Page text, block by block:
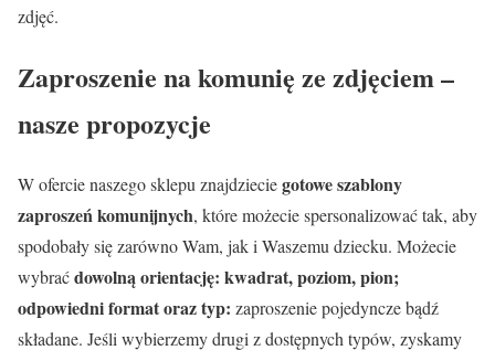
zdjęć.
Zaproszenie na komunię ze zdjęciem –
nasze propozycje
W ofercie naszego sklepu znajdzieciegotowe szablony
zaproszeń komunijnych, które możecie spersonalizować tak, aby
spodobały się zarówno Wam, jak i Waszemu dziecku. Możecie
wybraćdowolną orientację: kwadrat, poziom, pion;
odpowiedni format oraz typ: zaproszenie pojedyncze bądź
składane. Jeśli wybierzemy drugi z dostępnych typów, zyskamy